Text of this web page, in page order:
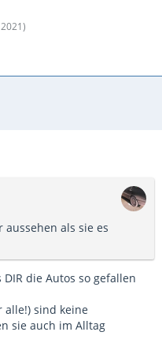
)
als sie es
die Autos so gefallen
alle!) sind keine
sie auch im Alltag